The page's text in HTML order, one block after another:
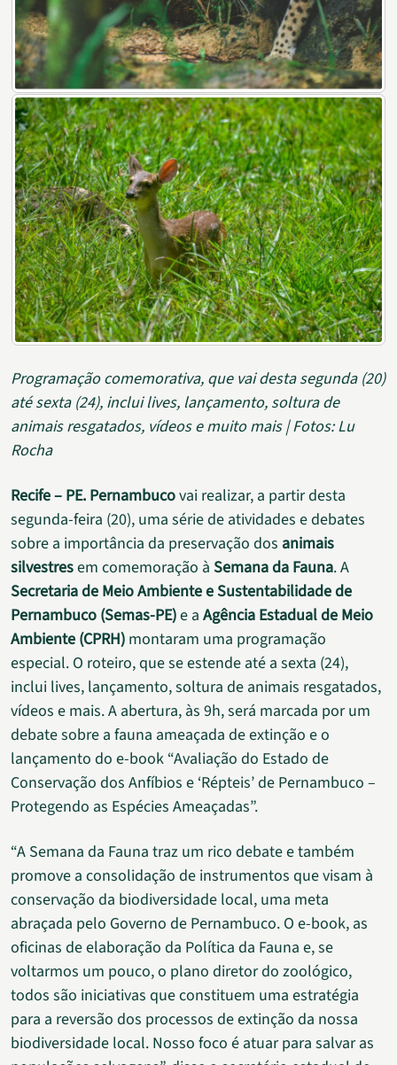
Programação comemorativa, que vai desta segunda (20)
até sexta (24), inclui lives, lançamento, soltura de
animais resgatados, vídeos e muito mais | Fotos: Lu
Rocha
Recife – PE. Pernambucovai realizar, a partir desta
segunda-feira (20), uma série de atividades e debates
sobre a importância da preservação dos animais
silvestresem comemoração à Semana da Fauna. A
Secretaria de Meio Ambiente e Sustentabilidade de
Pernambuco (Semas-PE)e a Agência Estadual de Meio
Ambiente (CPRH) montaram uma programação
especial. O roteiro, que se estende até a sexta (24),
inclui lives, lançamento, soltura de animais resgatados,
vídeos e mais. A abertura, às 9h, será marcada por um
debate sobre a fauna ameaçada de extinção e o
lançamento do e-book “Avaliação do Estado de
Conservação dos Anfíbios e ‘Répteis’ de Pernambuco –
Protegendo as Espécies Ameaçadas”.
“A Semana da Fauna traz um rico debate e também
promove a consolidação de instrumentos que visam à
conservação da biodiversidade local, uma meta
abraçada pelo Governo de Pernambuco. O e-book, as
oficinas de elaboração da Política da Fauna e, se
voltarmos um pouco, o plano diretor do zoológico,
todos são iniciativas que constituem uma estratégia
para a reversão dos processos de extinção da nossa
biodiversidade local. Nosso foco é atuar para salvar as